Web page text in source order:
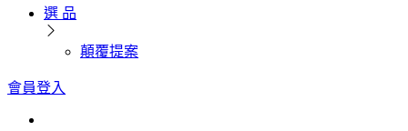
選 品
顛覆提案
會員登入